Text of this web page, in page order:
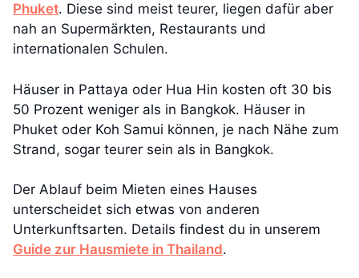
Phuket. Diese sind meist teurer, liegen dafür aber
nah an Supermärkten, Restaurants und
internationalen Schulen.
Häuser in Pattaya oder Hua Hin kosten oft 30 bis
50 Prozent weniger als in Bangkok. Häuser in
Phuket oder Koh Samui können, je nach Nähe zum
Strand, sogar teurer sein als in Bangkok.
Der Ablauf beim Mieten eines Hauses
unterscheidet sich etwas von anderen
Unterkunftsarten. Details findest du in unserem
Guide zur Hausmiete in Thailand.